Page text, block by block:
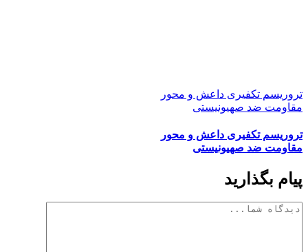
تروریسم تکفیری داعش و محور
مقاومت ضد صهیونیستی
تروریسم تکفیری داعش و محور
مقاومت ضد صهیونیستی
پیام بگذارید
دیدگاه